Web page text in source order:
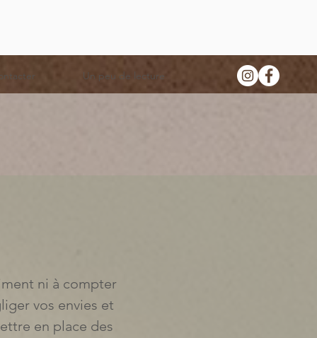
Un peu de lecture
ni à compter
vos envies et
en place des